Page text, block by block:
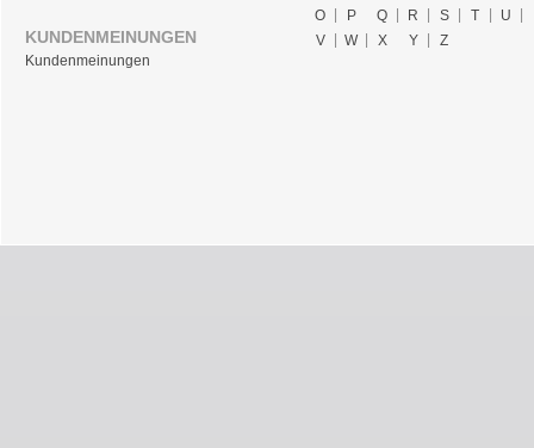
KUNDENMEINUNGEN
Kundenmeinungen
O
P Q R S T
U
V
W X Y Z